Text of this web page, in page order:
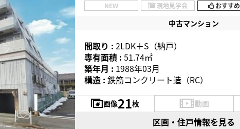
NEW 現地見学会 おすすめ
中古マンション
間取り : 2LDK＋S（納戸）
専有面積 : 51.74㎡
築年月 : 1988年03月
構造 : 鉄筋コンクリート造（RC）
画像21枚 動画
区画・住戸情報を見る